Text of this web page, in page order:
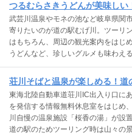
つるむらさきうどんが美味しい
武芸川温泉やモネの池など岐阜県関
寄りたいのが道の駅むげ川。ツーリ
はもちろん、周辺の観光案内をはじ
うどんなど、珍しいグルメも味わえ
荘川そばと温泉が楽しめる！道
東海北陸自動車道荘川IC出入り口に
を発信する情報無料休息室をはじめ
川自慢の温泉施設「桜香の湯」が設
道の駅のためツーリング時は山々の